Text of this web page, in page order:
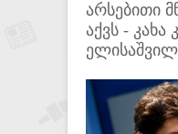
არსებითი
აქვს - კახა